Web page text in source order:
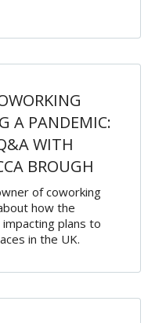
A PANDEMIC:
WITH
BROUGH
of coworking
how the
plans to
in the UK.